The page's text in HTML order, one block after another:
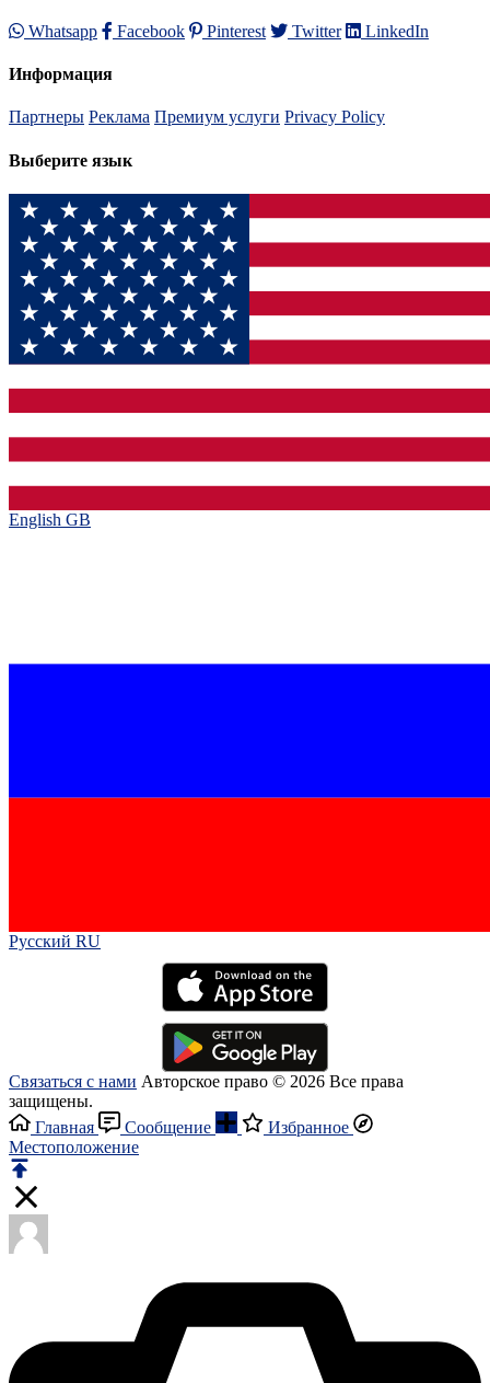
Whatsapp Facebook Pinterest Twitter LinkedIn
Информация
Партнеры Реклама Премиум услуги Privacy Policy
Выберите язык
English GB‎
Русский RU‎
Связаться с нами Авторское право © 2026 Все права
защищены.
Главная
Сообщение
Избранное
Местоположение